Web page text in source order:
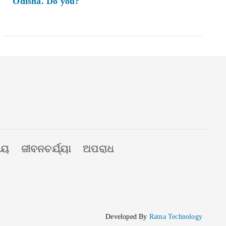
ଜୀବନଚର୍ଯ୍ୟା ଅପରାଧ
Developed By Ratna Technology